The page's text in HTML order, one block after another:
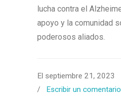
lucha contra el
apoyo y la comunidad
poderosos aliados.
El septiembre 21, 2023
/ Escribir un comentario